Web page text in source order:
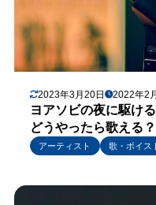
2023年3月20日 2022年2
ヨアソビの夜に駆け
どうやったら歌える？
アーティスト
歌・ボイス